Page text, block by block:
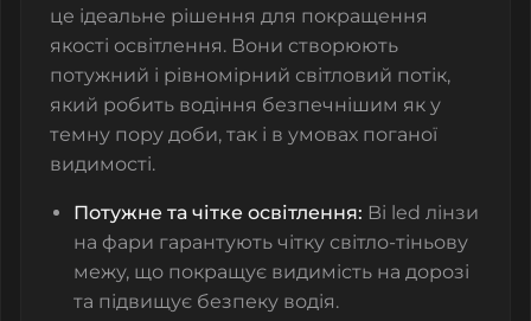
це ідеальне рішення для покращення
якості освітлення. Вони створюють
потужний і рівномірний світловий потік,
який робить водіння безпечнішим як у
темну пору доби, так і в умовах поганої
видимості.
Потужне та чітке освітлення: Bi led лінзи
на фари гарантують чітку світло-тіньову
межу, що покращує видимість на дорозі
та підвищує безпеку водія.